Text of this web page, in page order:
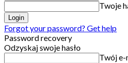
Twoje
Forgot your password? Get help
Password recovery
Odzyskaj swoje hasło
Twój e-